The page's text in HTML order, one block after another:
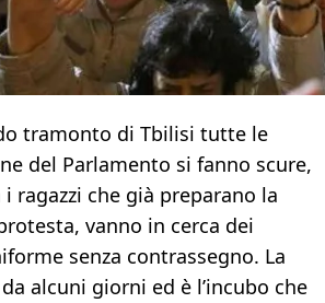
tramonto di Tbilisi tutte le
del Parlamento si fanno scure,
ragazzi che già preparano la
vanno in cerca dei
senza contrassegno. La
alcuni giorni ed è l’incubo che